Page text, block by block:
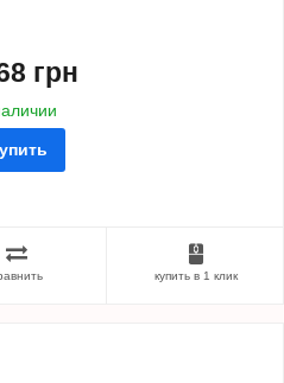
грн
купить в 1 клик